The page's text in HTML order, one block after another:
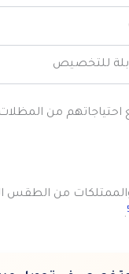
للتخصيص
من
.